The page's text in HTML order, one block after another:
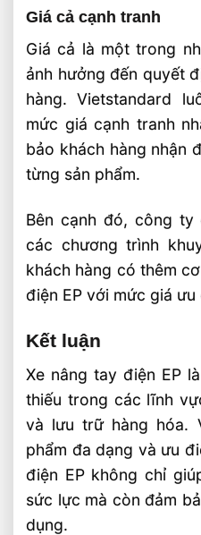
Giá cả cạnh tranh
Giá cả là một trong
ảnh hưởng đến quyết
hàng. Vietstandard
mức giá cạnh tranh
bảo khách hàng nhận
từng sản phẩm.
Bên cạnh đó, công
các chương trình
khách hàng có thêm
điện EP với mức giá ưu
Kết luận
Xe nâng tay điện EP
thiếu trong các lĩnh
và lưu trữ hàng hóa.
phẩm đa dạng và ưu
điện EP không chỉ
sức lực mà còn đảm
dụng.